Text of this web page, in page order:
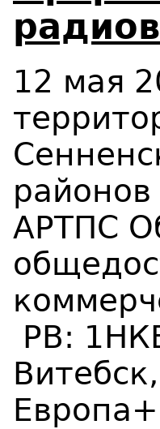
12 мая
АРТПС
РВ: